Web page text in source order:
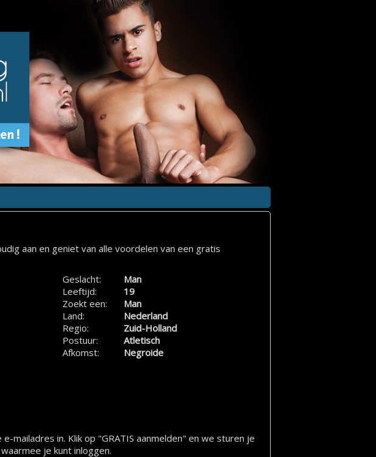
aan en geniet van alle voordelen van een gratis
Geslacht:
Man
Leeftijd:
19
Zoekt een:
Man
Land:
Nederland
Regio:
Zuid-Holland
Postuur:
Atletisch
Afkomst:
Negroide
mailadres in. Klik op "GRATIS aanmelden" en we sturen je
je kunt inloggen.